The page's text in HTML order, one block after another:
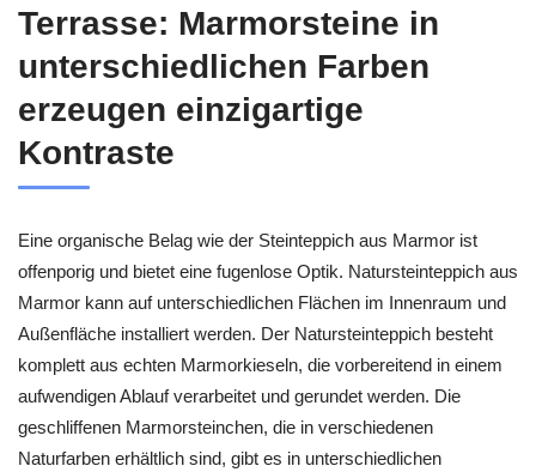
Terrasse: Marmorsteine in
unterschiedlichen Farben
erzeugen einzigartige
Kontraste
Eine organische Belag wie der Steinteppich aus Marmor ist
offenporig und bietet eine fugenlose Optik. Natursteinteppich aus
Marmor kann auf unterschiedlichen Flächen im Innenraum und
Außenfläche installiert werden. Der Natursteinteppich besteht
komplett aus echten Marmorkieseln, die vorbereitend in einem
aufwendigen Ablauf verarbeitet und gerundet werden. Die
geschliffenen Marmorsteinchen, die in verschiedenen
Naturfarben erhältlich sind, gibt es in unterschiedlichen